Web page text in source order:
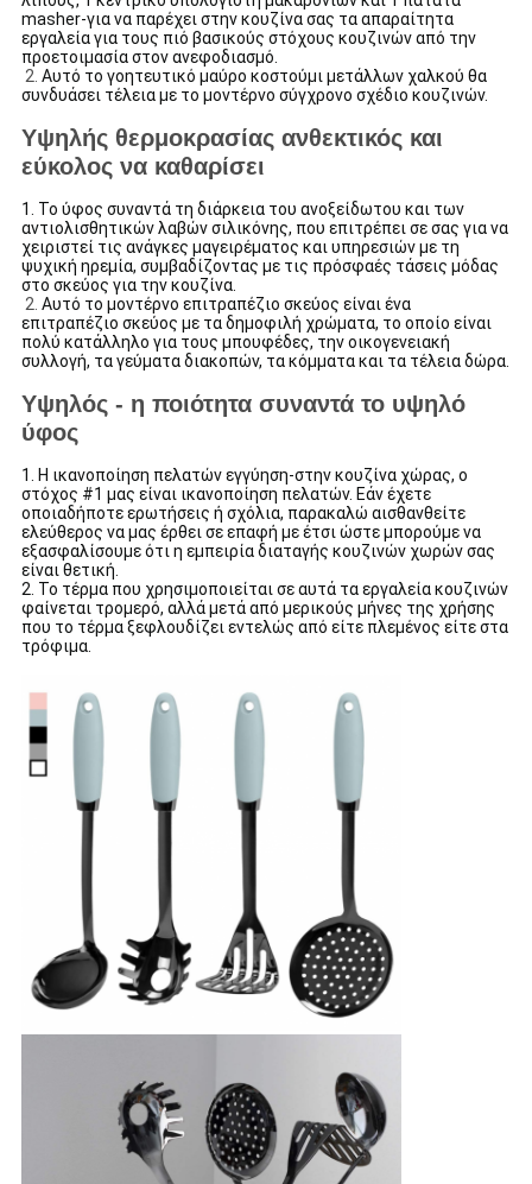
masher-για να παρέχει στην κουζίνα σας τα απαραίτητα
εργαλεία για τους πιό βασικούς στόχους κουζινών από την
προετοιμασία στον ανεφοδιασμό.
2. Αυτό το γοητευτικό μαύρο κοστούμι μετάλλων χαλκού θα
συνδυάσει τέλεια με το μοντέρνο σύγχρονο σχέδιο κουζινών.
Υψηλής θερμοκρασίας ανθεκτικός και
εύκολος να καθαρίσει
1. Το ύφος συναντά τη διάρκεια του ανοξείδωτου και των
αντιολισθητικών λαβών σιλικόνης, που επιτρέπει σε σας για να
χειριστεί τις ανάγκες μαγειρέματος και υπηρεσιών με τη
ψυχική ηρεμία, συμβαδίζοντας με τις πρόσφαές τάσεις μόδας
στο σκεύος για την κουζίνα.
2. Αυτό το μοντέρνο επιτραπέζιο σκεύος είναι ένα
επιτραπέζιο σκεύος με τα δημοφιλή χρώματα, το οποίο είναι
πολύ κατάλληλο για τους μπουφέδες, την οικογενειακή
συλλογή, τα γεύματα διακοπών, τα κόμματα και τα τέλεια δώρα.
Υψηλός - η ποιότητα συναντά το υψηλό
ύφος
1. Η ικανοποίηση πελατών εγγύηση-στην κουζίνα χώρας, ο
στόχος #1 μας είναι ικανοποίηση πελατών. Εάν έχετε
οποιαδήποτε ερωτήσεις ή σχόλια, παρακαλώ αισθανθείτε
ελεύθερος να μας έρθει σε επαφή με έτσι ώστε μπορούμε να
εξασφαλίσουμε ότι η εμπειρία διαταγής κουζινών χωρών σας
είναι θετική.
2. Το τέρμα που χρησιμοποιείται σε αυτά τα εργαλεία κουζινών
φαίνεται τρομερό, αλλά μετά από μερικούς μήνες της χρήσης
που το τέρμα ξεφλουδίζει εντελώς από είτε πλεμένος είτε στα
τρόφιμα.